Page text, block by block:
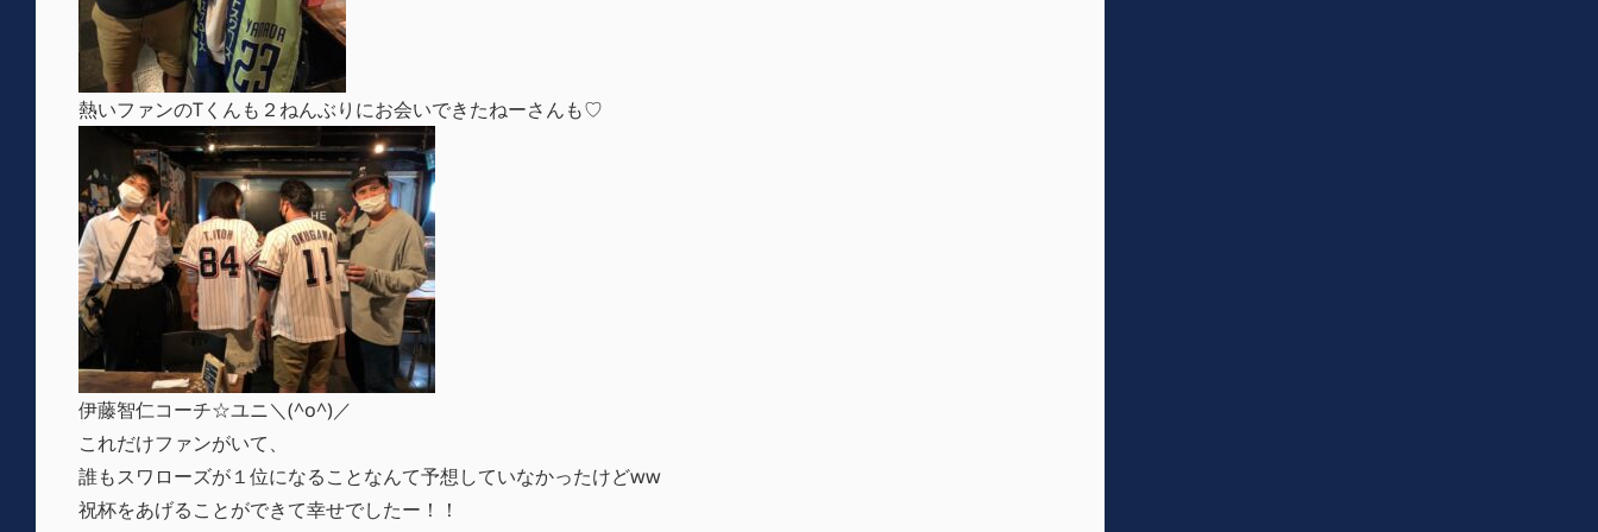
熱いファンのTくんも２ねんぶりにお会いできたねーさんも♡
伊藤智仁コーチ☆ユニ＼(^o^)／
これだけファンがいて、
誰もスワローズが１位になることなんて予想していなかったけどww
祝杯をあげることができて幸せでしたー！！